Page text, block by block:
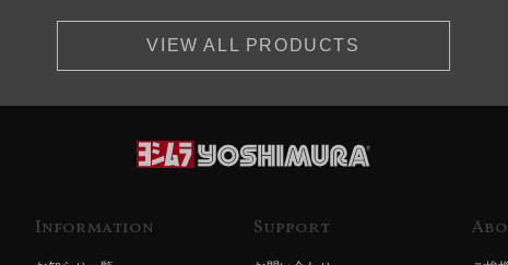
VIEW ALL PRODUCTS
Information Support